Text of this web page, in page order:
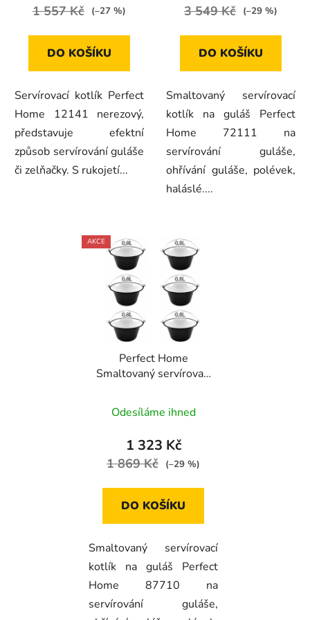
1 557 Kč (–27 %)
DO KOŠÍKU
Servírovací kotlík Perfect
Home 12141 nerezový,
představuje efektní
způsob servírování guláše
či zelňačky. S rukojetí...
3 549 Kč (–29 %)
DO KOŠÍKU
Smaltovaný servírovací
kotlík na guláš Perfect
Home 72111 na
servírování guláše,
ohřívání guláše, polévek,
haláslé....
AKCE
Perfect Home
Smaltovaný servírovací
87710
Odesíláme ihned
1 323 Kč
1 869 Kč (–29 %)
DO KOŠÍKU
Smaltovaný servírovací
kotlík na guláš Perfect
Home 87710 na
servírování guláše,